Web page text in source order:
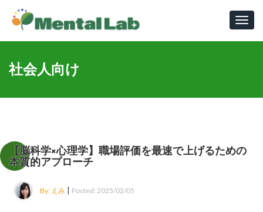
社会人向け
【脳科学×心理学】職場評価を最速で上げるための
本質的アプローチ
By: えみ | Posted: 2025/02/05